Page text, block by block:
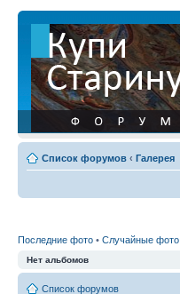
Список форумов ‹ Галерея
Последние фото • Случайные фото
Нет альбомов
Список форумов